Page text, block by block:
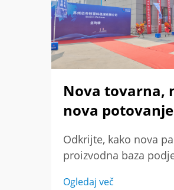
Nova tovarna,
nova potovanje
Odkrijte, kako nova
proizvodna baza
najnovejšo
Ogledaj več